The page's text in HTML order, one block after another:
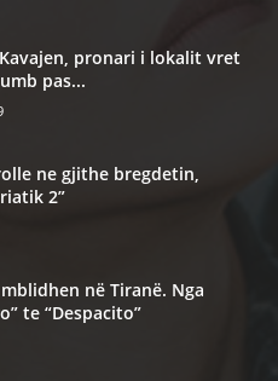
pronari i lokalit vret
pas...
ne gjithe bregdetin,
2”
në Tiranë. Nga
te “Despacito”